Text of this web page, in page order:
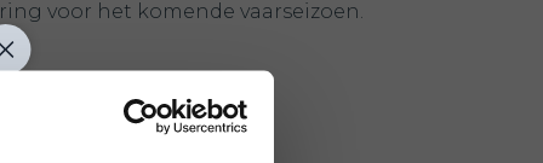
voor het komende vaarseizoen.